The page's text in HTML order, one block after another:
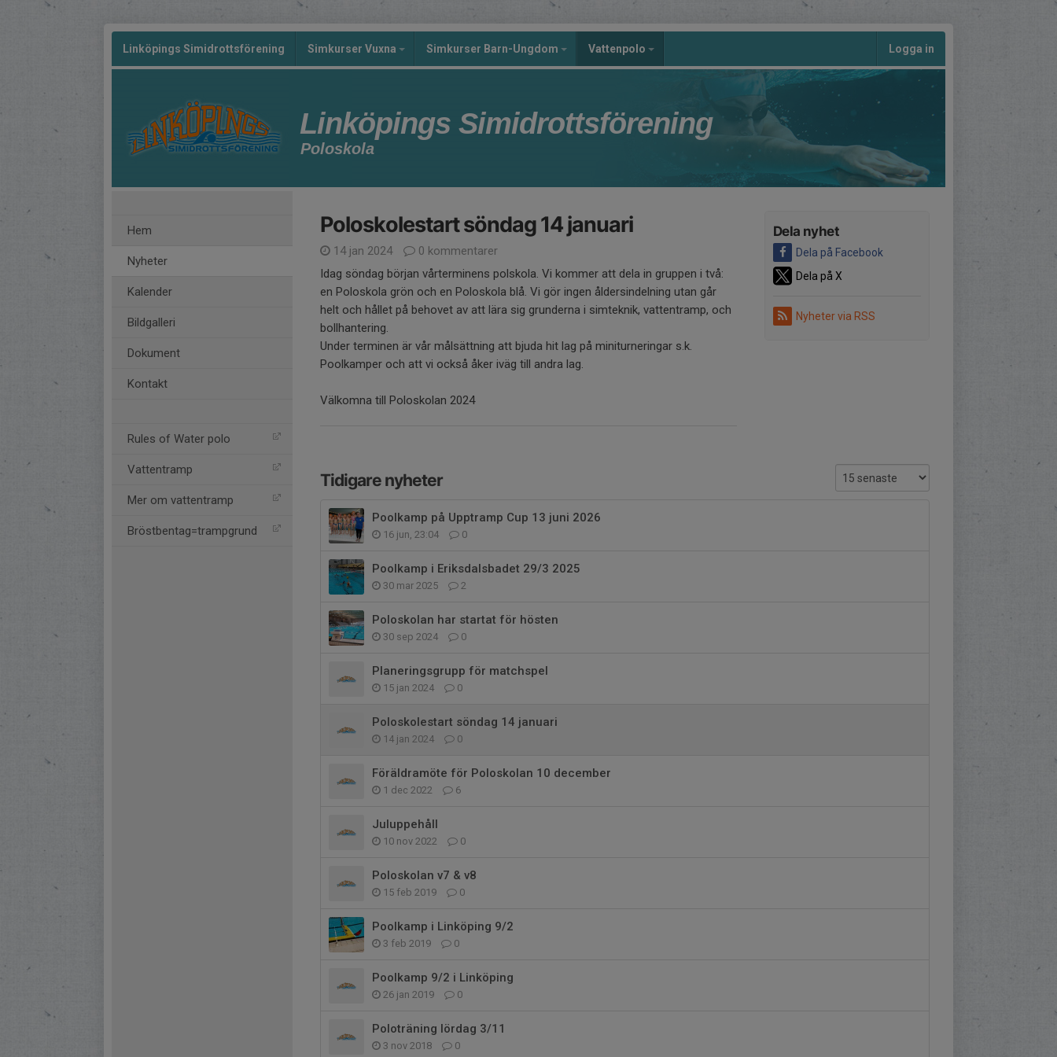
Linköpings Simidrottsförening Simkurser Vuxna Simkurser Barn-Ungdom Vattenpolo Logga in
Linköpings Simidrottsförening
Poloskola
Hem
Nyheter
Kalender
Bildgalleri
Dokument
Kontakt
Rules of Water polo
Vattentramp
Mer om vattentramp
Bröstbentag=trampgrund
Dela nyhet
Dela på Facebook
Dela på X
Nyheter via RSS
Poloskolestart söndag 14 januari
14 jan 2024
0 kommentarer
Idag söndag början vårterminens polskola. Vi kommer att dela in gruppen i två:
en Poloskola grön och en Poloskola blå. Vi gör ingen åldersindelning utan går
helt och hållet på behovet av att lära sig grunderna i simteknik, vattentramp, och
bollhantering.
Under terminen är vår målsättning att bjuda hit lag på miniturneringar s.k.
Poolkamper och att vi också åker iväg till andra lag.
Välkomna till Poloskolan 2024
Tidigare nyheter
Poolkamp på Upptramp Cup 13 juni 2026
16 jun, 23:04 0
Poolkamp i Eriksdalsbadet 29/3 2025
30 mar 2025 2
Poloskolan har startat för hösten
30 sep 2024 0
Planeringsgrupp för matchspel
15 jan 2024 0
Poloskolestart söndag 14 januari
14 jan 2024 0
Föräldramöte för Poloskolan 10 december
1 dec 2022 6
Juluppehåll
10 nov 2022 0
Poloskolan v7 & v8
15 feb 2019 0
Poolkamp i Linköping 9/2
3 feb 2019 0
Poolkamp 9/2 i Linköping
26 jan 2019 0
Poloträning lördag 3/11
3 nov 2018 0